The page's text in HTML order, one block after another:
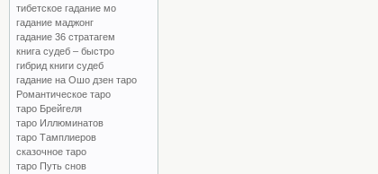
тибетское гадание мо
гадание маджонг
гадание 36 стратагем
книга судеб – быстро
гибрид книги судеб
гадание на Ошо дзен таро
Романтическое таро
таро Брейгеля
таро Иллюминатов
таро Тамплиеров
сказочное таро
таро Путь снов